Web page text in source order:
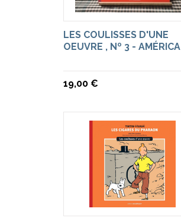
LES COULISSES D'UNE
OEUVRE , Nº 3 - AMÉRICA
19,00 €